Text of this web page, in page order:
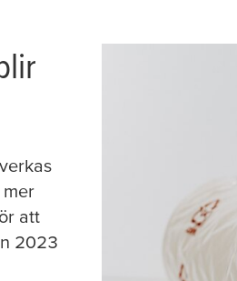
att
2023